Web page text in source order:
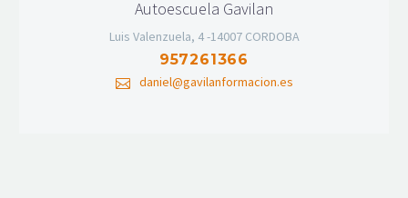
Autoescuela Gavilan
Luis Valenzuela, 4 -14007 CORDOBA
957261366
daniel@gavilanformacion.es